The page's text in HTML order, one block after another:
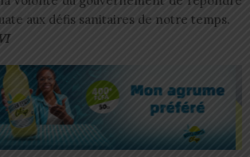
aux défis sanitaires de notre temps.